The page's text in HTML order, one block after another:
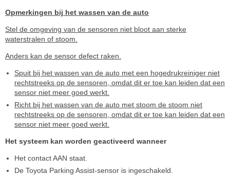
Opmerkingen bij het wassen van de auto
Stel de omgeving van de sensoren niet bloot aan sterke
waterstralen of stoom.
Anders kan de sensor defect raken.
Spuit bij het wassen van de auto met een hogedrukreiniger niet
rechtstreeks op de sensoren, omdat dit er toe kan leiden dat een
sensor niet meer goed werkt.
Richt bij het wassen van de auto met stoom de stoom niet
rechtstreeks op de sensoren, omdat dit er toe kan leiden dat een
sensor niet meer goed werkt.
Het systeem kan worden geactiveerd wanneer
Het contact AAN staat.
De Toyota Parking Assist-sensor is ingeschakeld.